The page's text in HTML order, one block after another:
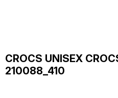
CROCS UNISEX
210088_410